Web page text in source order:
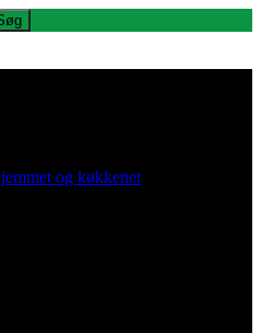
og køkkenet